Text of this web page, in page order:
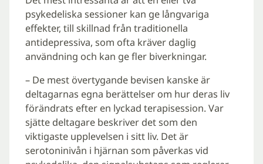
psykedeliska sessioner kan ge långvariga
effekter, till skillnad från traditionella
antidepressiva, som ofta kräver daglig
användning och kan ge fler biverkningar.
– De mest övertygande bevisen kanske är
deltagarnas egna berättelser om hur deras liv
förändrats efter en lyckad terapisession. Var
sjätte deltagare beskriver det som den
viktigaste upplevelsen i sitt liv. Det är
serotoninivån i hjärnan som påverkas vid